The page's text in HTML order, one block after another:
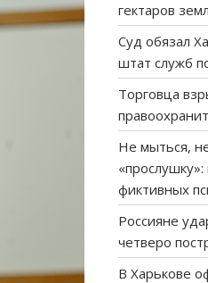
гектаров
Суд обязал
штат служб
Торговца
Не мыться,
фиктивных
Россияне
четверо
В Харькове